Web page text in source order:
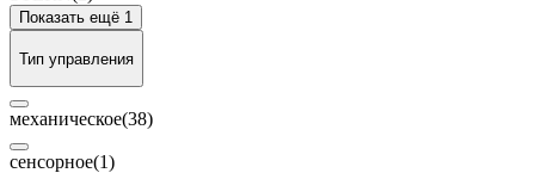
Показать ещё 1
Тип управления
механическое(38)
сенсорное(1)